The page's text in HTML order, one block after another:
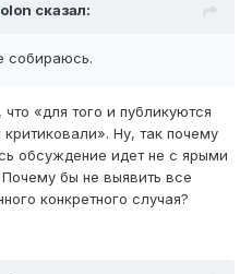
сказал:
собираюсь.
«для того и публикуются
Ну, так почему
обсуждение идет не с ярыми
бы не выявить все
конкретного случая?